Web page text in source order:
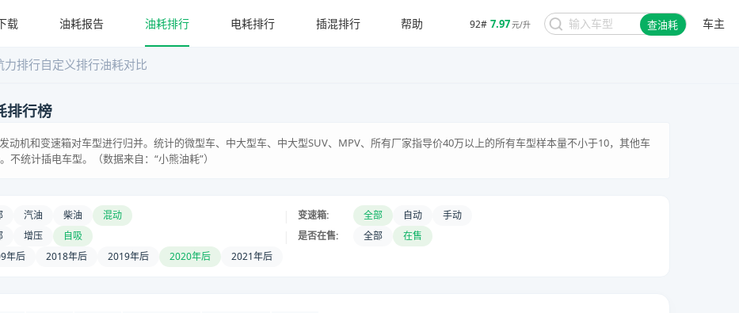
92# 7.97元/升 查油耗 车主
载 油耗报告 油耗排行 电耗排行 插混排行 帮助
力排行自定义排行油耗对比
排行榜
动机和变速箱对车型进行归并。统计的微型车、中大型车、中大型SUV、MPV、所有厂家指导价40万以上的所有车型样本量不小于10，其他车
不统计插电车型。（数据来自：“小熊油耗”）
汽油 柴油 混动 变速箱: 全部 自动
手动
增压 自吸 是否在售: 全部
在售
年后 2018年后 2019年后 2020年后 2021年后